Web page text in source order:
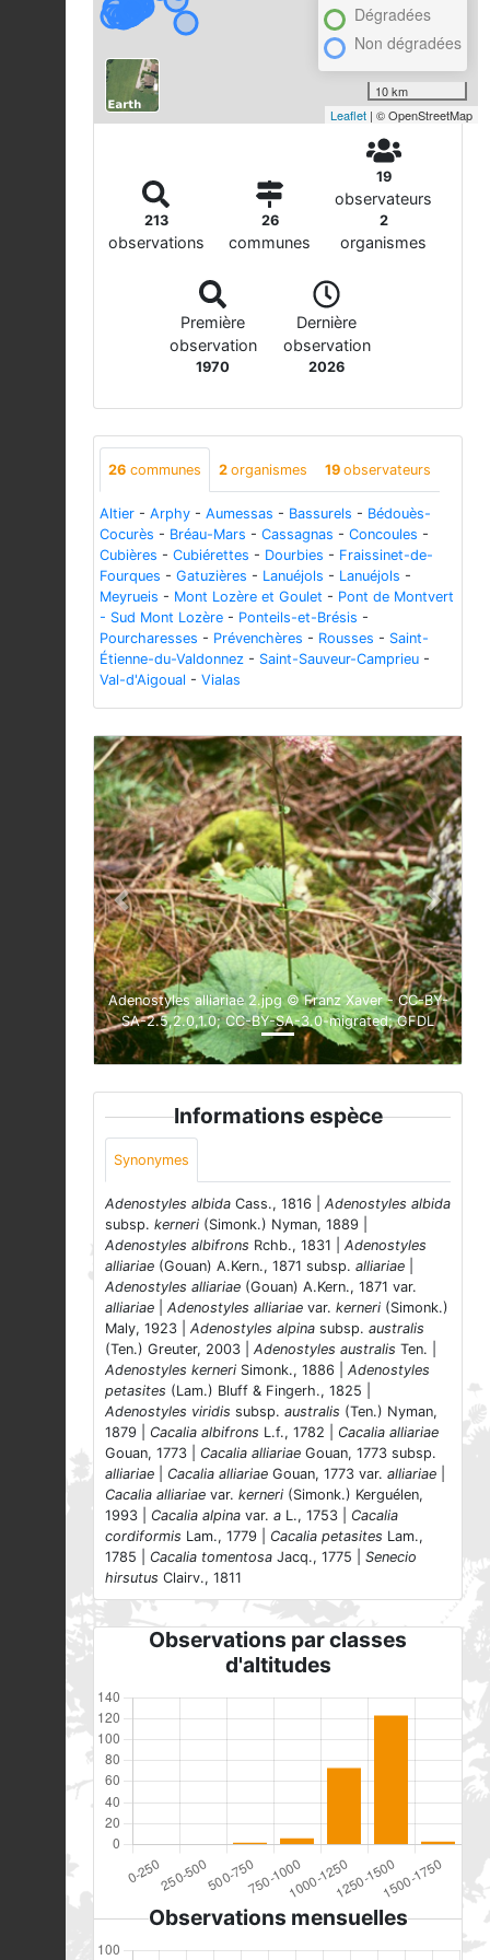
Dégradées
Non dégradées
10 km
Leaflet | © OpenStreetMap
213
observations
26
communes
19
observateurs
2
organismes
Première
observation
1970
Dernière
observation
2026
26 communes 2 organismes 19 observateurs
Altier - Arphy - Aumessas - Bassurels - Bédouès-
Cocurès - Bréau-Mars - Cassagnas - Concoules -
Cubières - Cubiérettes - Dourbies - Fraissinet-de-
Fourques - Gatuzières - Lanuéjols - Lanuéjols -
Meyrueis - Mont Lozère et Goulet - Pont de Montvert
- Sud Mont Lozère - Ponteils-et-Brésis -
Pourcharesses - Prévenchères - Rousses - Saint-
Étienne-du-Valdonnez - Saint-Sauveur-Camprieu -
Val-d'Aigoual - Vialas
Adenostyles alliariae 2.jpg © Franz Xaver - CC-BY-
SA-2.5,2.0,1.0; CC-BY-SA-3.0-migrated; GFDL
Previous Next
Informations espèce
Synonymes
Adenostyles albida Cass., 1816 | Adenostyles albida
subsp. kerneri (Simonk.) Nyman, 1889 |
Adenostyles albifrons Rchb., 1831 | Adenostyles
alliariae (Gouan) A.Kern., 1871 subsp. alliariae
Adenostyles alliariae (Gouan) A.Kern., 1871 var.
alliariae
Adenostyles alliariae var. kerneri (Simonk.)
Maly, 1923 | Adenostyles alpina subsp. australis
(Ten.) Greuter, 2003 | Adenostyles australis Ten. |
Adenostyles kerneri Simonk., 1886 | Adenostyles
petasites (Lam.) Bluff & Fingerh., 1825 |
Adenostyles viridis subsp. australis (Ten.) Nyman,
1879 | Cacalia albifrons L.f., 1782 | Cacalia alliariae
Gouan, 1773 | Cacalia alliariae Gouan, 1773 subsp.
alliariae
Cacalia alliariae Gouan, 1773 var. alliariae
Cacalia alliariae var. kerneri (Simonk.) Kerguélen,
1993 | Cacalia alpina var. a L., 1753 | Cacalia
cordiformis Lam., 1779 | Cacalia petasites Lam.,
1785 | Cacalia tomentosa Jacq., 1775 | Senecio
hirsutus Clairv., 1811
Observations par classes
d'altitudes
Observations mensuelles